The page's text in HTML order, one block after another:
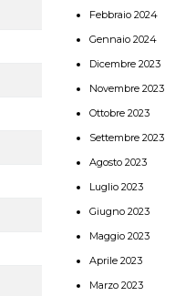
Febbraio 2024
Gennaio 2024
Dicembre 2023
Novembre 2023
Ottobre 2023
Settembre 2023
Agosto 2023
Luglio 2023
Giugno 2023
Maggio 2023
Aprile 2023
Marzo 2023